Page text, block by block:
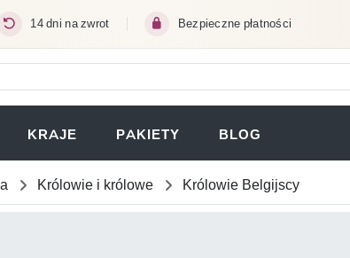
14 dni na zwrot Bezpieczne płatności
NOWEJ KARCIE)
KRAJE PAKIETY BLOG
Królowie i królowe Królowie Belgijscy